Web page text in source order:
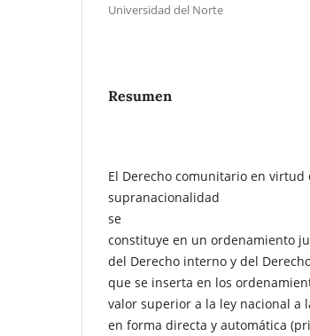
Universidad del Norte
Resumen
El Derecho comunitario en virtud
supranacionalidad
se
constituye en un ordenamiento
del Derecho interno y del
que se inserta en los
valor superior a la ley nacional a
en forma directa y automática